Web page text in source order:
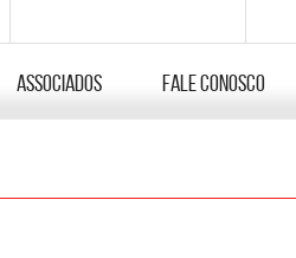
Associados Fale Conosco